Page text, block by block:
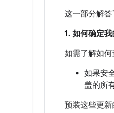
这一部分解答
1. 如何确定
如需了解如
如果安
盖的所
预装这些更新